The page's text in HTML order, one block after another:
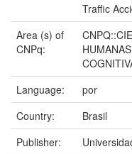
Traffic
Area (s) of
CNPq:
Language:
por
Country:
Brasil
Publisher: